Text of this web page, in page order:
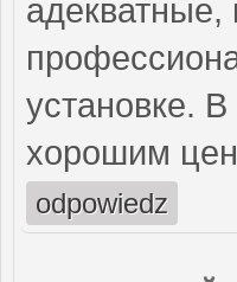
адекватные,
установке.
хорошим
odpowiedz